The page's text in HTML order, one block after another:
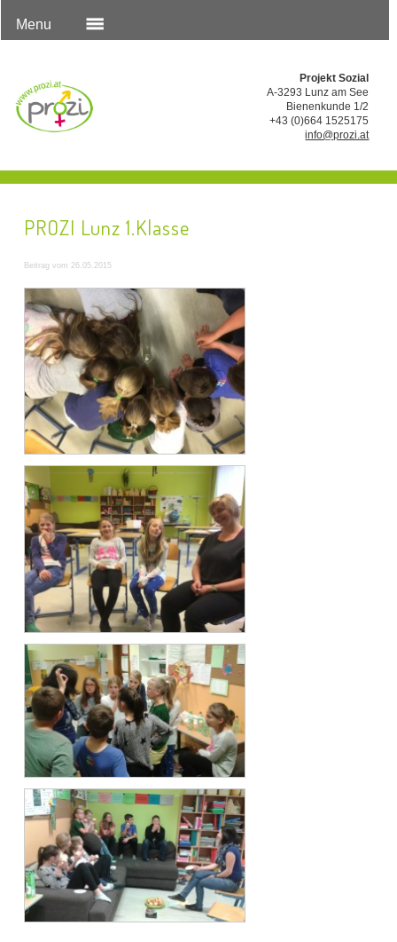
Projekt Sozial
A-3293 Lunz am See
Bienenkunde 1/2
+43 (0)664 1525175
info@prozi.at
Menu
PROZI Lunz 1.Klasse
Beitrag vom 26.05.2015